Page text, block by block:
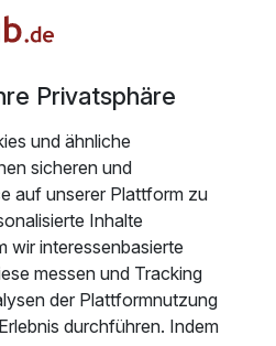
im Spätwinter:
den beeindruckenden
von Mitte März bis
in unserer
Sauna, Biosauna und
wir die neu errichtete
Privatsphäre
und ähnliche
sicheren und
auf unserer Plattform zu
Inhalte
wir interessenbasierte
messen und Tracking
der Plattformnutzung
durchführen. Indem